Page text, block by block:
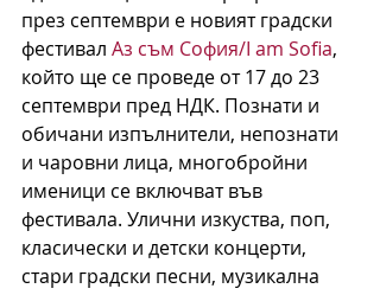
през септември е новият градски
фестивал Аз съм София/I am Sofia,
който ще се проведе от 17 до 23
септември пред НДК. Познати и
обичани изпълнители, непознати
и чаровни лица, многобройни
именици се включват във
фестивала. Улични изкуства, поп,
класически и детски концерти,
стари градски песни, музикална